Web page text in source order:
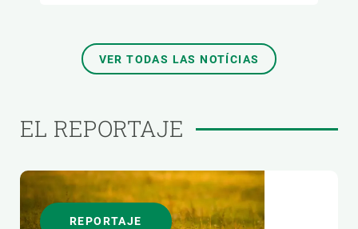
VER TODAS LAS NOTÍCIAS
EL REPORTAJE
REPORTAJE